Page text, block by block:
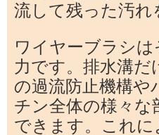
流して残った汚れ
ワイヤーブラシ
力です。排水溝だ
の過流防止機構や
チン全体の様々な
できます。これ